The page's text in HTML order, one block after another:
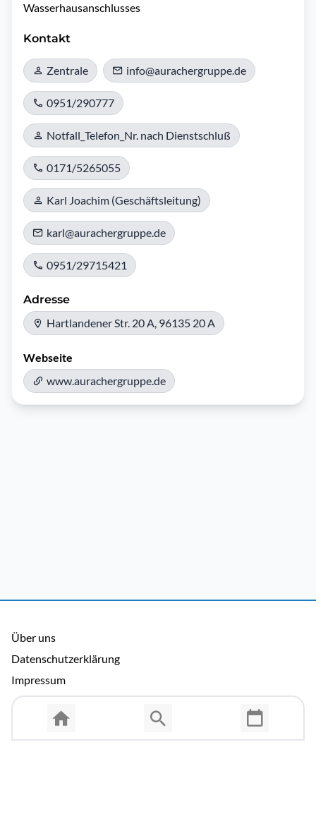
Wasserhausanschlusses
Kontakt
Zentrale info@aurachergruppe.de
0951/290777
Notfall_Telefon_Nr. nach Dienstschluß
0171/5265055
Karl Joachim (Geschäftsleitung)
karl@aurachergruppe.de
0951/29715421
Adresse
Hartlandener Str. 20 A, 96135 20 A
Webseite
www.aurachergruppe.de
Über uns
Datenschutzerklärung
Impressum
Allgemeine Nutzungsbedingungen